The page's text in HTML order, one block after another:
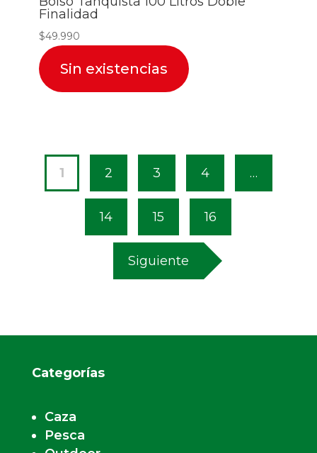
Finalidad
$49.990
Sin existencias
1 2 3 4 …
14 15 16
Siguiente
Categorías
Caza
Pesca